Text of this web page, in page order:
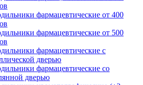
фармацевтические от 400
фармацевтические от 500
фармацевтические с
дверью
фармацевтические со
дверью